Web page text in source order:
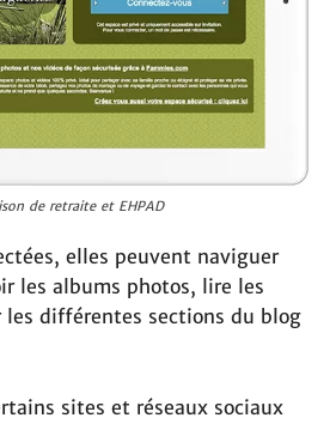
de retraite et EHPAD
elles peuvent naviguer
les albums photos, lire les
les différentes sections du blog
sites et réseaux sociaux